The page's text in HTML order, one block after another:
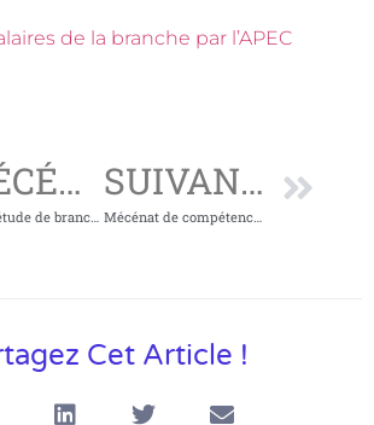
de la branche par l’APEC
PRÉCÉDENT
OPIIEC : étude de branche sur le coaching
SUIVANT
Mécénat de compétences chez Capgemini
Cet Article !